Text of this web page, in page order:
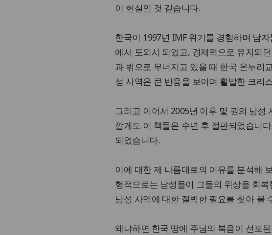
이 현실인 것 같습니다.
한국이 1997년 IMF 위기를 경험하며 남
에서 도외시 되었고, 경제력으로 유지되
과 밖으로 무너지고 있을 때 한국 온누리
성 사역은 큰 반응을 보이며 활발한 크리
그리고 이어서 2005년 이후 몇 권의 남
깝게도 이 책들은 수년 후 절판되었습니
되었습니다.
이에 대한 제 나름대로의 이유를 분석해
형적으로는 남성들이 그들의 위상을 회
남성 사역에 대한 절박한 필요를 찾아 볼
왜냐하면 한국 땅에 주님의 복음이 선포